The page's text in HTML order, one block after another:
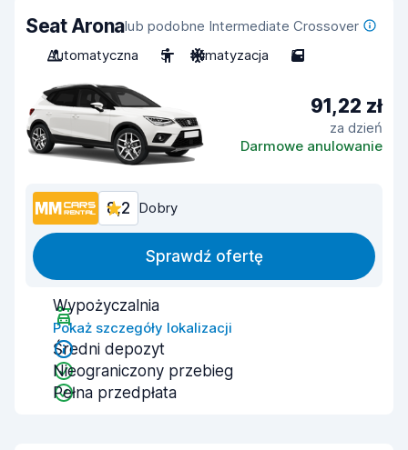
Seat Aronalub podobne Intermediate Crossover
Automatyczna
5 Klimatyzacja 5
91,22 zł
za dzień
Darmowe anulowanie
8,2 Dobry
Sprawdź ofertę
Wypożyczalnia
Pokaż szczegóły lokalizacji
Średni depozyt
Nieograniczony przebieg
Pełna przedpłata